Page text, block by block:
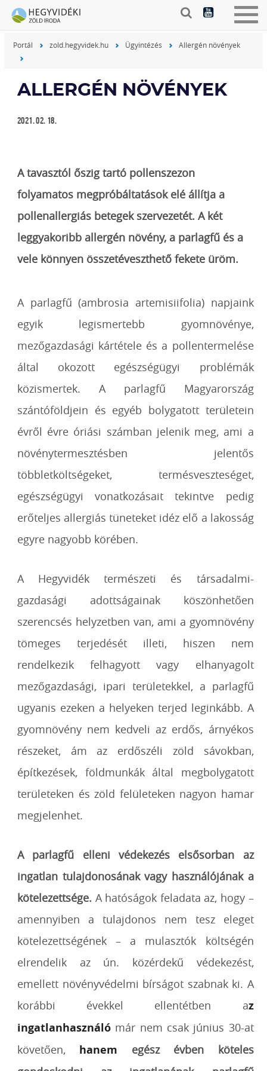
Portál zold.hegyvidek.hu Ügyintézés Allergén növények
ALLERGÉN NÖVÉNYEK
2021. 02. 18.
A tavasztól őszig tartó pollenszezon
folyamatos megpróbáltatások elé állítja a
pollenallergiás betegek szervezetét. A két
leggyakoribb allergén növény, a parlagfű és a
vele könnyen összetéveszthető fekete üröm.
A parlagfű (ambrosia artemisiifolia) napjaink
egyik legismertebb gyomnövénye,
mezőgazdasági kártétele és a pollentermelése
által okozott egészségügyi problémák
közismertek. A parlagfű Magyarország
szántóföldjein és egyéb bolygatott területein
évről évre óriási számban jelenik meg, ami a
növénytermesztésben jelentős
többletköltségeket, termésveszteséget,
egészségügyi vonatkozásait tekintve pedig
erőteljes allergiás tüneteket idéz elő a lakosság
egyre nagyobb körében.
A Hegyvidék természeti és társadalmi-
gazdasági adottságainak köszönhetően
szerencsés helyzetben van, ami a gyomnövény
tömeges terjedését illeti, hiszen nem
rendelkezik felhagyott vagy elhanyagolt
mezőgazdasági, ipari területekkel, a parlagfű
ugyanis ezeken a helyeken terjed leginkább. A
gyomnövény nem kedveli az erdős, árnyékos
részeket, ám az erdőszéli zöld sávokban,
építkezések, földmunkák által megbolygatott
területeken és zöld felületeken nagyon hamar
megjelenhet.
A parlagfű elleni védekezés elsősorban az
ingatlan tulajdonosának vagy használójának a
kötelezettsége. A hatóságok feladata az, hogy –
amennyiben a tulajdonos nem tesz eleget
kötelezettségének – a mulasztók költségén
elrendelik az ún. közérdekű védekezést,
emellett növényvédelmi bírságot szabnak ki. A
korábbi évekkel ellentétben az
ingatlanhasználó már nem csak június 30-at
követően, hanem
egész évben köteles